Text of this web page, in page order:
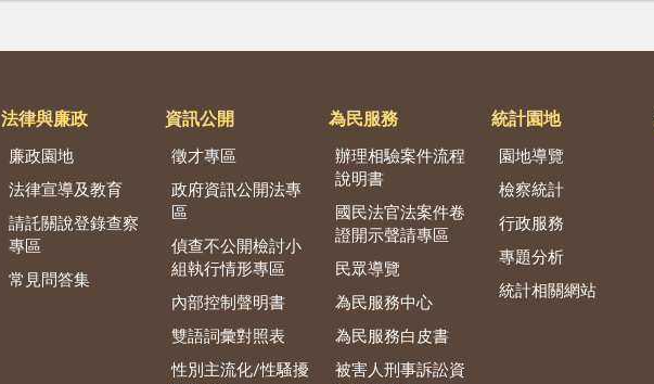
法律與廉政
廉政園地
法律宣導及教育
請託關說登錄查察
專區
常見問答集
資訊公開
徵才專區
政府資訊公開法專
區
偵查不公開檢討小
組執行情形專區
內部控制聲明書
雙語詞彙對照表
性別主流化/性騷擾
為民服務
辦理相驗案件流程
說明書
國民法官法案件卷
證開示聲請專區
民眾導覽
為民服務中心
為民服務白皮書
被害人刑事訴訟資
統計園地
園地導覽
檢察統計
行政服務
專題分析
統計相關網站